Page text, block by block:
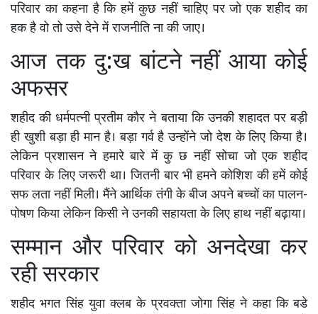
परिवार का कहना है कि हमें कुछ नहीं चाहिए पर जो एक शहीद का
हक है वो तो उसे देने में राजनीति ना की जाए।
आज तक दु:ख बांटने नहीं आया कोई
अफसर
शहीद की धर्मपत्नी प्रतीम कौर ने बताया कि उनकी शहादत पर बड़ी
ही खुशी बड़ा ही मान है। बड़ा गर्व है उन्होंने जो देश के लिए किया है।
लेकिन प्रशासन ने हमारे बारे में कु छ नहीं सोचा जो एक शहीद
परिवार के लिए जरूरी था। जितनी बार भी हमने कोशिश की हमें कोई
सफ लता नहीं मिली। मैंने आर्थिक तंगी के बीज अपने बच्चों का पालन-
पोषण किया लेकिन किसी ने उनकी सहायता के लिए हाथ नहीं बढ़ाया।
सम्मान और परिवार को अनदेखा कर
रही सरकार
शहीद भगत सिंह युवा क्लब के प्रवक्ता जोगा सिंह ने कहा कि बडे